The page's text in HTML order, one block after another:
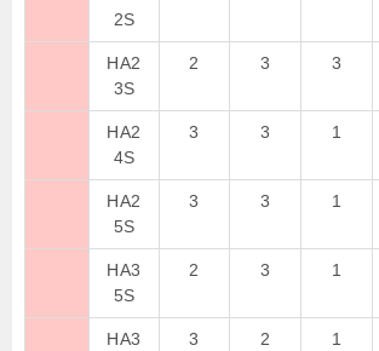
2S
HA2
3S
2 3 3
HA2
4S
3 3 1
HA2
5S
3 3 1
HA3
5S
2 3 1
HA3
3 2 1